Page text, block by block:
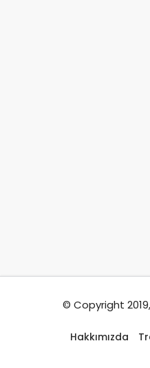
© Copyright
Hakkımızda